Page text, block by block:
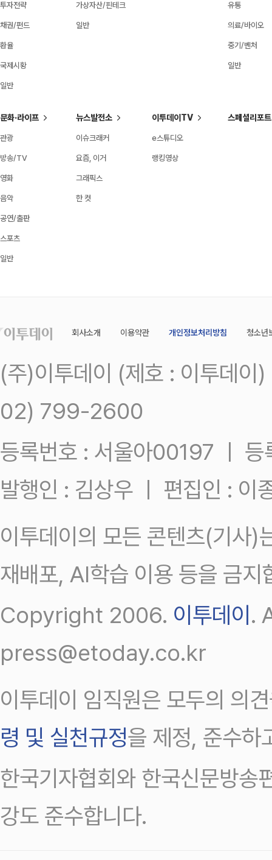
투자전략
채권/펀드
환율
국제시황
일반
가상자산/핀테크
일반
유통
의료/바이오
중기/벤처
일반
문화·라이프
관광
방송/TV
영화
음악
공연/출판
스포츠
일반
뉴스발전소
이슈크래커
요즘, 이거
그래픽스
한 컷
이투데이TV
e스튜디오
랭킹영상
스페셜리포트
회사소개 이용약관 개인정보처리방침 청소년
(주)이투데이 (제호 : 이투데
02) 799-2600
등록번호 : 서울아00197 ㅣ
발행인 : 김상우 ㅣ 편집인 : 이
이투데이의 모든 콘텐츠(기사)
재배포, AI학습 이용 등을 금지
Copyright 2006. 이투데이.
press@etoday.co.kr
이투데이 임직원은 모두의 의
령 및 실천규정을 제정, 준수하
한국기자협회와 한국신문방송
강도 준수합니다.